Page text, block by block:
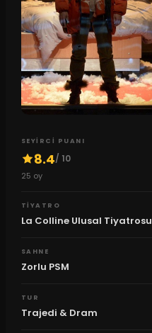
SEYIRCI PUANI
8.4/ 10
25 oy
TIYATRO
La Colline Ulusal Tiyatrosu
SAHNE
Zorlu PSM
TUR
Trajedi & Dram